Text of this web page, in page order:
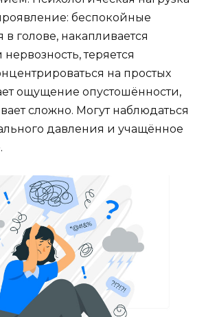
беспокойные
в голове, накапливается
теряется
на простых
ощущение опустошённости,
сложно. Могут наблюдаться
давления и учащённое